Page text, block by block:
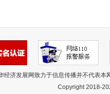
经济发展网致力于信息传播并不代表
Copyright 2018-